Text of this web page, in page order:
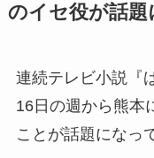
のイセ役が話題
連続テレビ小説『
16日の週から熊本
ことが話題になっ